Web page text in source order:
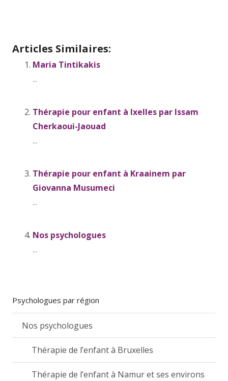
Articles Similaires:
Maria Tintikakis
...
Thérapie pour enfant à Ixelles par Issam
Cherkaoui-Jaouad
...
Thérapie pour enfant à Kraainem par
Giovanna Musumeci
...
Nos psychologues
...
Psychologues par région
Nos psychologues
Thérapie de l’enfant à Bruxelles
Thérapie de l’enfant à Namur et ses environs